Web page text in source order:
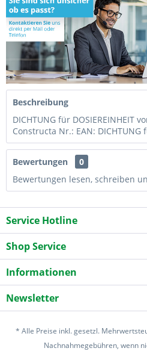
Beschreibung
DICHTUNG für DOSIEREINHEIT
Constructa Nr.: EAN: DICHTUNG
Bewertungen
0
Bewertungen lesen, schreiben
Service Hotline
Shop Service
Informationen
Newsletter
* Alle Preise inkl. gesetzl.
Nachnahmegebühren, wenn